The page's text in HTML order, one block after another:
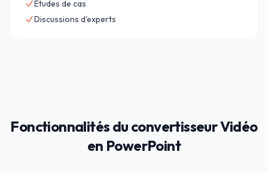
Études de cas
Discussions d'experts
Fonctionnalités du convertisseur Vidéo
en PowerPoint